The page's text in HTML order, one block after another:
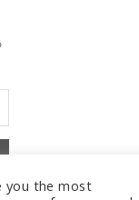
you the most